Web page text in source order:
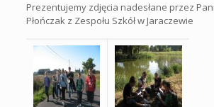
Prezentujemy zdjęcia nadesłane przez
Płończak z Zespołu Szkół w Jaraczewie